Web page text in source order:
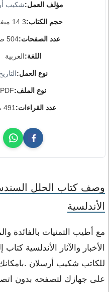
مؤلف العمل:شكيب
حجم الكتاب:14.3 ميغا بايت
عدد الصفحات:504 صفحة
اللغة:العربية
نوع العمل:
نوع الملف:PDF
عدد القراءات: 491 مرة
وصف كتاب الحلل
الأندلسية
مع أطيب التمنيات بالفائدة
الأخبار والآثار الأندلسية
للكاتب شكيب أرسلان .بامكانك
على جهازك لتصفحه بدون